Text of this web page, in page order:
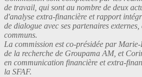
de travail, qui sont au nombre de deux
d'analyse extra-financière et rapport
de dialogue avec ses partenaires
communs.
La commission est co-présidée par
de la recherche de Groupama AM, et
en communication financière et extra-
la SFAF.